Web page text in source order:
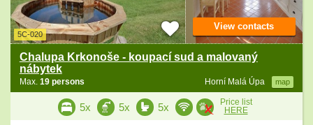
5C-020
Chalupa Krkonoše - koupací sud a malovaný
nábytek
Horní Malá Úpa map
Max. 19 persons
View contacts
5x 5x 5x
Price list
HERE